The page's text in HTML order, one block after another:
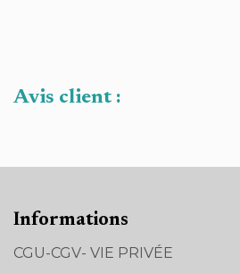
Avis client :
Informations
CGU-CGV- VIE PRIVÉE